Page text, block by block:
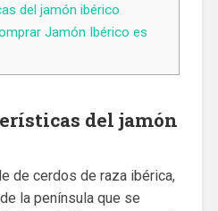
del jamón ibérico
Jamón Ibérico es
del jamón
de cerdos de raza ibérica,
la península que se